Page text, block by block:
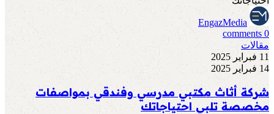
EngazMedia
0
comments
مقالات
11 فبراير 2025
14 فبراير 2025
شركة أثاث مكتبي مدرسي وفندقي بمواصفات
مخصصة تلبي احتياجاتك